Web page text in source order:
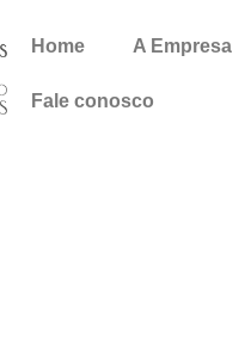
Home A Empresa
Fale conosco